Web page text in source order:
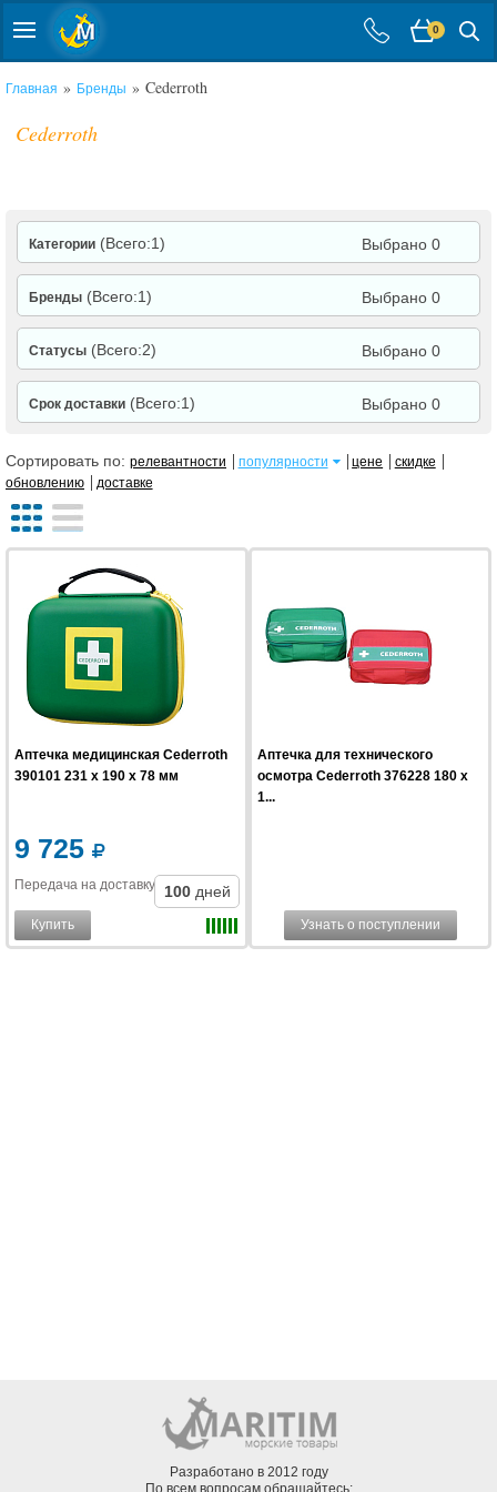
0
Главная » Бренды » Cederroth
Cederroth
Категории (Всего:1) Выбрано 0
Бренды (Всего:1) Выбрано 0
Статусы (Всего:2) Выбрано 0
Срок доставки (Всего:1) Выбрано 0
Сортировать по: релевантности популярности цене
скидке
обновлению
доставке
Аптечка медицинская Сederroth
390101 231 х 190 х 78 мм
9 725
Передача на доставку 100 дней
Купить
Аптечка для технического
осмотра Cederroth 376228 180 x
1...
Узнать о поступлении
Разработано в 2012 году
По всем вопросам обращайтесь: